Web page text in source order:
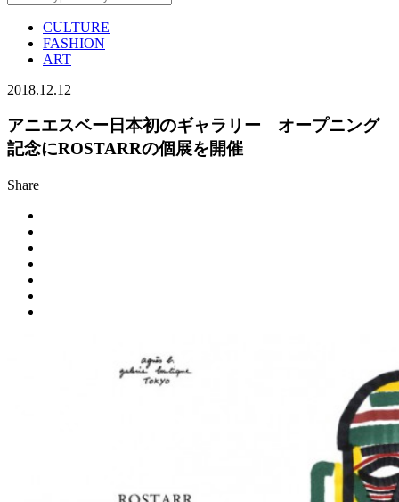
CULTURE
FASHION
ART
2018.12.12
アニエスベー日本初のギャラリー オープニング
記念にROSTARRの個展を開催
Share